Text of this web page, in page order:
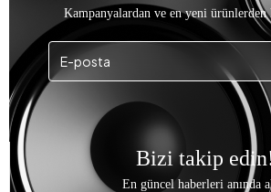
Kampanyalardan ve en yeni ürünlerden
Bizi takip
En güncel haberleri anında